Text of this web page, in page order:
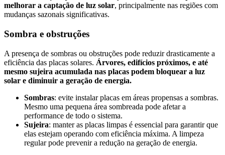
melhorar a captação de luz solar, principalmente nas regiões com
mudanças sazonais significativas.
Sombra e obstruções
A presença de sombras ou obstruções pode reduzir drasticamente a
eficiência das placas solares. Árvores, edifícios próximos, e até
mesmo sujeira acumulada nas placas podem bloquear a luz
solar e diminuir a geração de energia.
Sombras: evite instalar placas em áreas propensas a sombras.
Mesmo uma pequena área sombreada pode afetar a
performance de todo o sistema.
Sujeira: manter as placas limpas é essencial para garantir que
elas estejam operando com eficiência máxima. A limpeza
regular pode prevenir a redução na geração de energia.